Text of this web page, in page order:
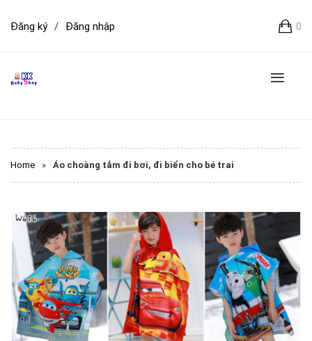
0
Đăng ký / Đăng nhập
Home » Áo choàng tắm đi bơi, đi biển cho bé trai